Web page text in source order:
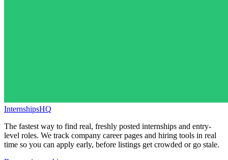
InternshipsHQ
The fastest way to find real, freshly posted internships and entry-
level roles. We track company career pages and hiring tools in real
time so you can apply early, before listings get crowded or go stale.